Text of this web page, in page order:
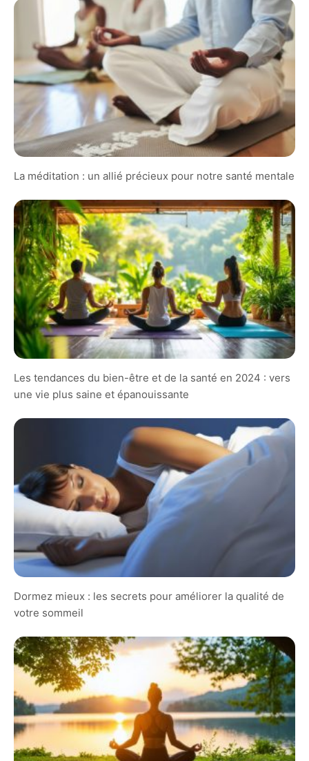
La méditation : un allié précieux pour notre santé mentale
Les tendances du bien-être et de la santé en 2024 : vers
une vie plus saine et épanouissante
Dormez mieux : les secrets pour améliorer la qualité de
votre sommeil